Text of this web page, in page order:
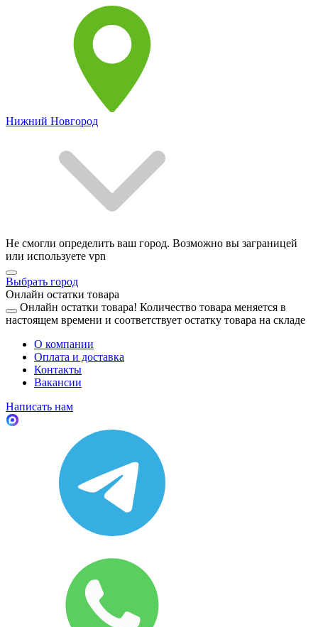
Нижний Новгород
Не смогли определить ваш город. Возможно вы заграницей
или используете vpn
Выбрать город
Онлайн остатки товара
Онлайн остатки товара! Количество товара меняется в
настоящем времени и соответствует остатку товара на складе
О компании
Оплата и доставка
Контакты
Вакансии
Написать нам